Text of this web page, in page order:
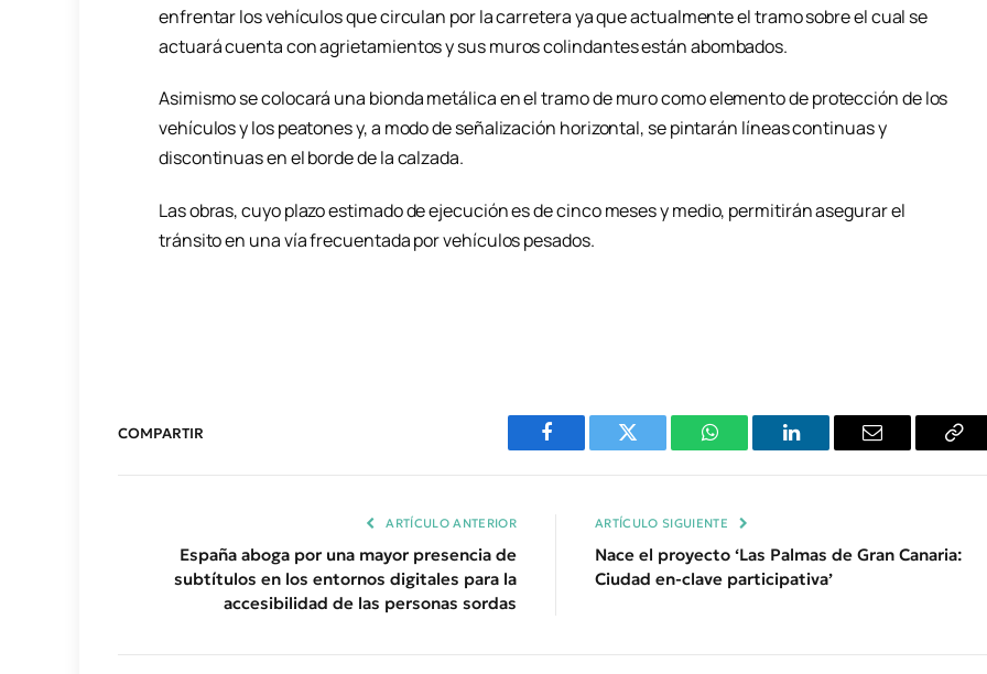
enfrentar los vehículos que circulan por la carretera ya que actualmente el tramo sobre el cual se
actuará cuenta con agrietamientos y sus muros colindantes están abombados.
Asimismo se colocará una bionda metálica en el tramo de muro como elemento de protección de los
vehículos y los peatones y, a modo de señalización horizontal, se pintarán líneas continuas y
discontinuas en el borde de la calzada.
Las obras, cuyo plazo estimado de ejecución es de cinco meses y medio, permitirán asegurar el
tránsito en una vía frecuentada por vehículos pesados.
COMPARTIR
Facebook Twitter WhatsAppLinkedIn Email
ARTÍCULO ANTERIOR
España aboga por una mayor presencia de
subtítulos en los entornos digitales para la
accesibilidad de las personas sordas
ARTÍCULO SIGUIENTE
Nace el proyecto ‘Las Palmas de Gran Canaria:
Ciudad en-clave participativa’